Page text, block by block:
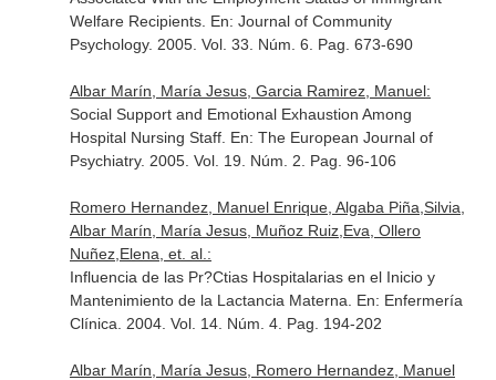
Welfare Recipients. En: Journal of Community
Psychology. 2005. Vol. 33. Núm. 6. Pag. 673-690
Albar Marín, María Jesus, Garcia Ramirez, Manuel:
Social Support and Emotional Exhaustion Among
Hospital Nursing Staff. En: The European Journal of
Psychiatry. 2005. Vol. 19. Núm. 2. Pag. 96-106
Romero Hernandez, Manuel Enrique, Algaba Piña,Silvia,
Albar Marín, María Jesus, Muñoz Ruiz,Eva, Ollero
Nuñez,Elena, et. al.:
Influencia de las Pr?Ctias Hospitalarias en el Inicio y
Mantenimiento de la Lactancia Materna. En: Enfermería
Clínica . 2004. Vol. 14. Núm. 4. Pag. 194-202
Albar Marín, María Jesus, Romero Hernandez, Manuel